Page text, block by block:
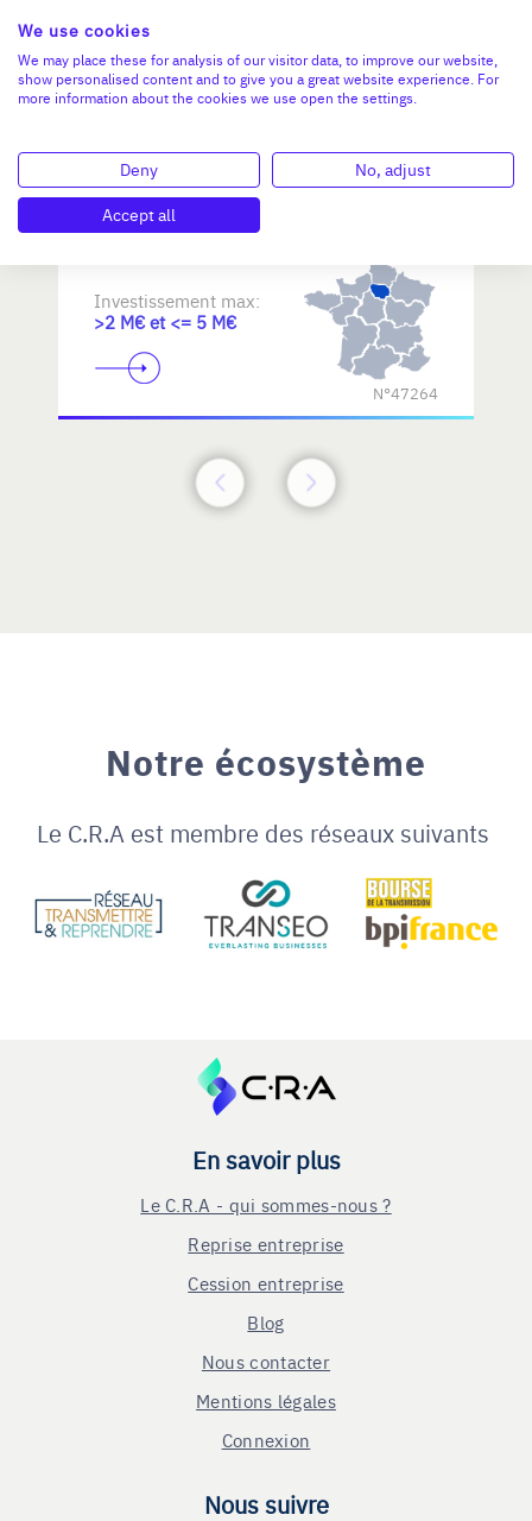
Reprendre une PME dans les
métiers d'art / savoir-faire
d'excellence
Investissement max:
>2 M€ et <= 5 M€
N°47264
Notre écosystème
Le C.R.A est membre des réseaux suivants
En savoir plus
Le C.R.A - qui sommes-nous ?
Reprise entreprise
Cession entreprise
Blog
Nous contacter
Mentions légales
Connexion
Nous suivre
We use cookies
We may place these for analysis of our visitor data, to improve our website,
show personalised content and to give you a great website experience. For
more information about the cookies we use open the settings.
Deny
No, adjust
Accept all